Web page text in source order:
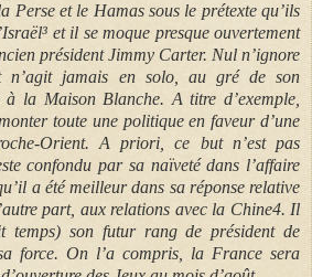
Perse et le Hamas sous le prétexte qu’ils
et il se moque presque ouvertement
président Jimmy Carter. Nul n’ignore
n’agit jamais en solo, au gré de son
la Maison Blanche. A titre d’exemple,
toute une politique en faveur d’une
Orient. A priori, ce but n’est pas
confondu par sa naïveté dans l’affaire
a été meilleur dans sa réponse relative
part, aux relations avec la Chine4. Il
son futur rang de président de
force. On l’a compris, la France sera